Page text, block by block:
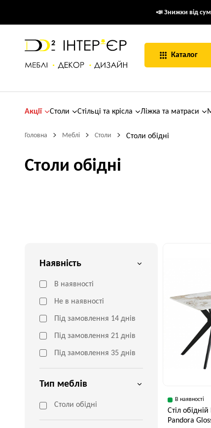
📣 Знижки від
Каталог
Акції Столи Стільці та крісла Ліжка та матраси
Головна Меблі Столи Столи обідні
Столи обідні
Наявність
В наявності
Не в наявності
Під замовлення 14 днів
Під замовлення 21 днів
Під замовлення 35 днів
Тип меблів
Столи обідні
В наявності
Стіл
Pandora